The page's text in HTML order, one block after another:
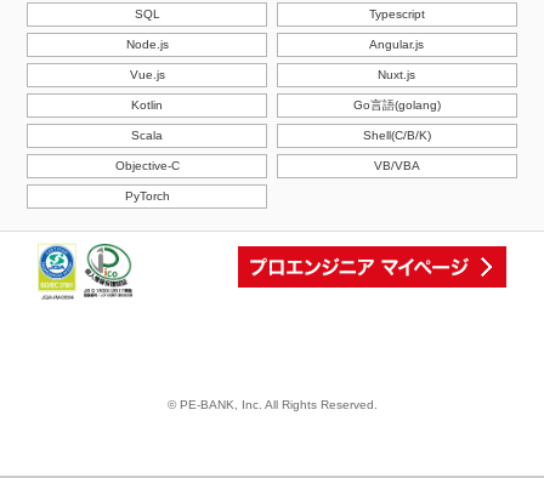
SQL Typescript
Node.js Angular.js
Vue.js Nuxt.js
Kotlin Go言語(golang)
Scala Shell(C/B/K)
Objective-C VB/VBA
PyTorch
© PE-BANK, Inc. All Rights Reserved.